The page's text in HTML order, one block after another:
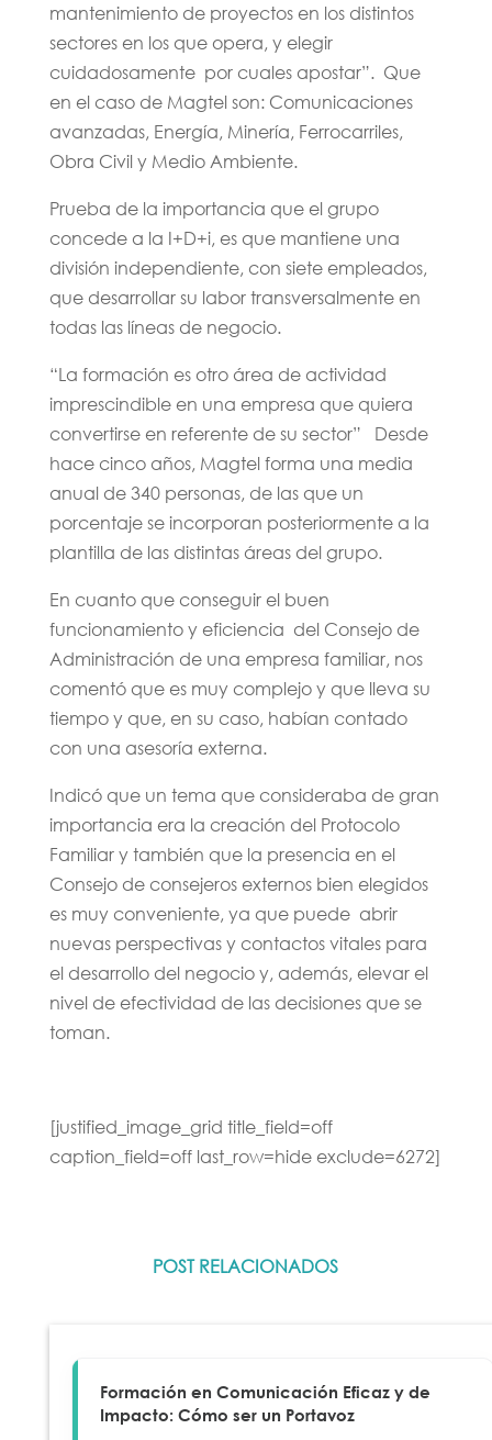
mantenimiento de proyectos en los distintos
sectores en los que opera, y elegir
cuidadosamente por cuales apostar”. Que
en el caso de Magtel son: Comunicaciones
avanzadas, Energía, Minería, Ferrocarriles,
Obra Civil y Medio Ambiente.
Prueba de la importancia que el grupo
concede a la I+D+i, es que mantiene una
división independiente, con siete empleados,
que desarrollar su labor transversalmente en
todas las líneas de negocio.
“La formación es otro área de actividad
imprescindible en una empresa que quiera
convertirse en referente de su sector” Desde
hace cinco años, Magtel forma una media
anual de 340 personas, de las que un
porcentaje se incorporan posteriormente a la
plantilla de las distintas áreas del grupo.
En cuanto que conseguir el buen
funcionamiento y eficiencia del Consejo de
Administración de una empresa familiar, nos
comentó que es muy complejo y que lleva su
tiempo y que, en su caso, habían contado
con una asesoría externa.
Indicó que un tema que consideraba de gran
importancia era la creación del Protocolo
Familiar y también que la presencia en el
Consejo de consejeros externos bien elegidos
es muy conveniente, ya que puede abrir
nuevas perspectivas y contactos vitales para
el desarrollo del negocio y, además, elevar el
nivel de efectividad de las decisiones que se
toman.
[justified_image_grid title_field=off
caption_field=off last_row=hide exclude=6272]
POST RELACIONADOS
Formación en Comunicación Eficaz y de
Impacto: Cómo ser un Portavoz